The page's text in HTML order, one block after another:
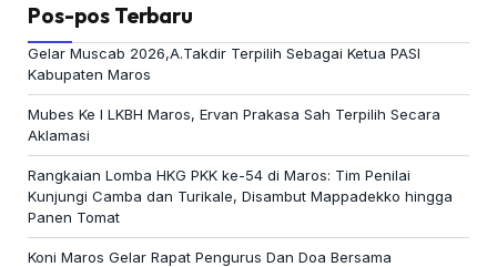
Pos-pos Terbaru
Gelar Muscab 2026,A.Takdir Terpilih Sebagai Ketua PASI
Kabupaten Maros
Mubes Ke I LKBH Maros, Ervan Prakasa Sah Terpilih Secara
Aklamasi
Rangkaian Lomba HKG PKK ke-54 di Maros: Tim Penilai
Kunjungi Camba dan Turikale, Disambut Mappadekko hingga
Panen Tomat
Koni Maros Gelar Rapat Pengurus Dan Doa Bersama